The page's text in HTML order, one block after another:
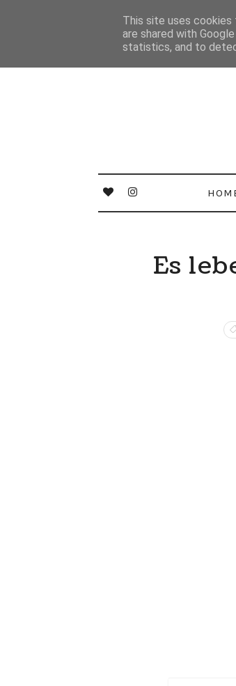
Es
This site uses cookies
are shared with
statistics, and to